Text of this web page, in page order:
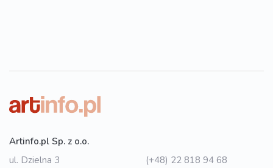
Artinfo.pl Sp. z o.o.
ul. Dzielna 3
(+48) 22 818 94 68